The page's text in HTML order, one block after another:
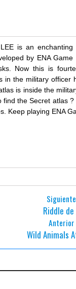
is an
by ENA Game
Now this is
in the military officer
is inside the
find the Secret atlas ?
Keep playing ENA
Riddle
Anterior
Wild Animals